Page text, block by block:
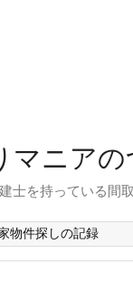
マニアの
士を持っている間
物件探しの記録